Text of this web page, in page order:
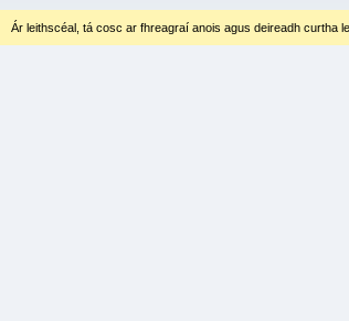
Ár leithscéal, tá cosc ar fhreagraí anois agus deireadh curtha